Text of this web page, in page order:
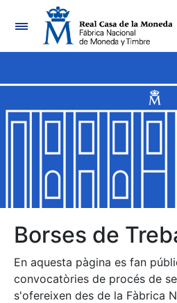
Navegació
Mostra/Amaga
Mostra/Amaga
Mostra/Amaga
Mostra/Amaga
Borses de
En aquesta pàgina es fan
convocatòries de procés de
s'ofereixen des de la Fàbrica